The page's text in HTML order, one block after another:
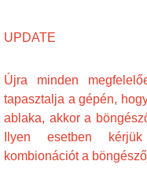
UPDATE
Újra minden
tapasztalja a gépén,
ablaka, akkor a
Ilyen esetben
kombionációt a